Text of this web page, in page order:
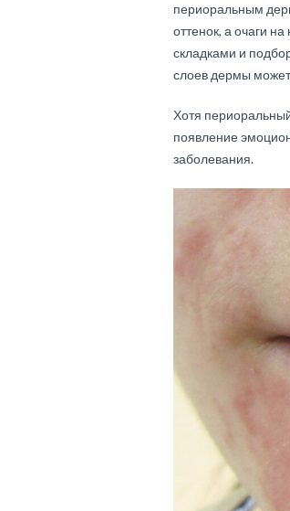
периоральным
оттенок, а очаги
складками и
слоев дермы
Хотя
появление
заболевания.